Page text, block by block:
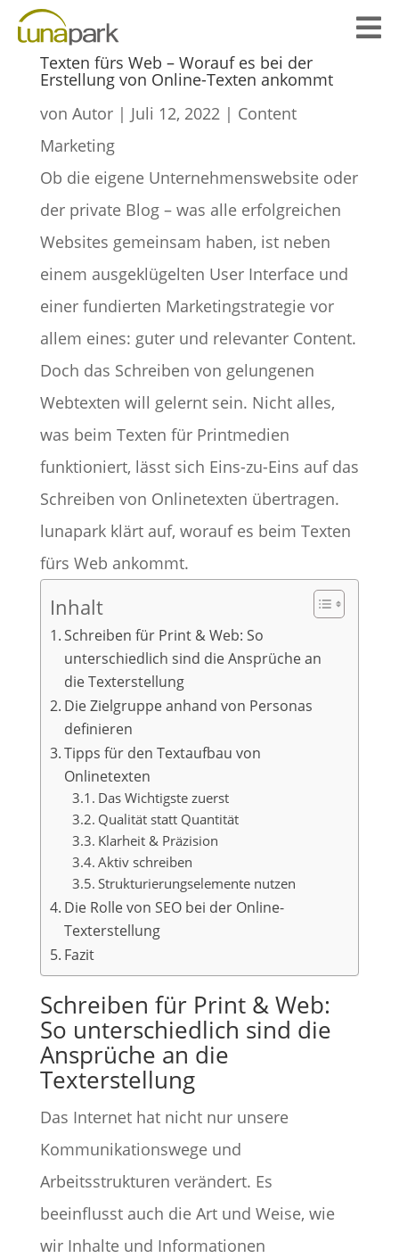

Texten fürs Web – Worauf es bei der
Erstellung von Online-Texten ankommt
von Autor| Juli 12, 2022| Content
Marketing
Ob die eigene Unternehmenswebsite oder
der private Blog – was alle erfolgreichen
Websites gemeinsam haben, ist neben
einem ausgeklügelten User Interface und
einer fundierten Marketingstrategie vor
allem eines: guter und relevanter Content.
Doch das Schreiben von gelungenen
Webtexten will gelernt sein. Nicht alles,
was beim Texten für Printmedien
funktioniert, lässt sich Eins-zu-Eins auf das
Schreiben von Onlinetexten übertragen.
lunapark klärt auf, worauf es beim Texten
fürs Web ankommt.
Inhalt
Schreiben für Print & Web: So
unterschiedlich sind die Ansprüche an
die Texterstellung
Die Zielgruppe anhand von Personas
definieren
Tipps für den Textaufbau von
Onlinetexten
Das Wichtigste zuerst
Qualität statt Quantität
Klarheit & Präzision
Aktiv schreiben
Strukturierungselemente nutzen
Die Rolle von SEO bei der Online-
Texterstellung
Fazit
Schreiben für Print & Web:
So unterschiedlich sind die
Ansprüche an die
Texterstellung
Das Internet hat nicht nur unsere
Kommunikationswege und
Arbeitsstrukturen verändert. Es
beeinflusst auch die Art und Weise, wie
wir Inhalte und Informationen